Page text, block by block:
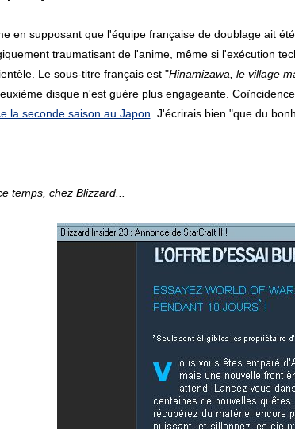
en supposant que l'équipe française de doublage ait
traumatisant de l'anime, même si l'exécution
Le sous-titre français est "Hinamizawa, le village
disque n'est guère plus engageante.
la seconde saison au Japon . J'écrirais bien "que du
temps, chez Blizzard...